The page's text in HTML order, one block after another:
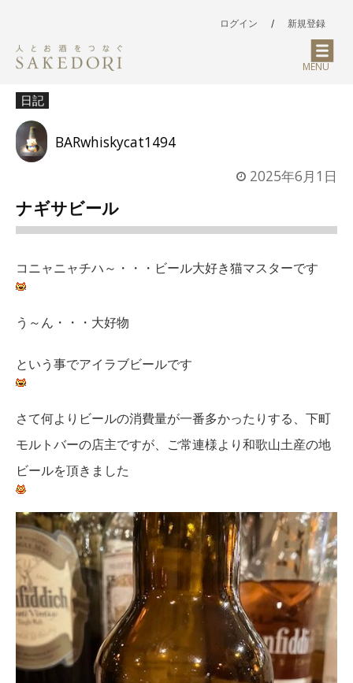
ログイン / 新規登録
MENU
日記
BARwhiskycat1494
2025年6月1日
ナギサビール
コニャニャチハ～・・・ビール大好き猫マスターです
う～ん・・・大好物
という事でアイラブビールです
さて何よりビールの消費量が一番多かったりする、下町
モルトバーの店主ですが、ご常連様より和歌山土産の地
ビールを頂きました